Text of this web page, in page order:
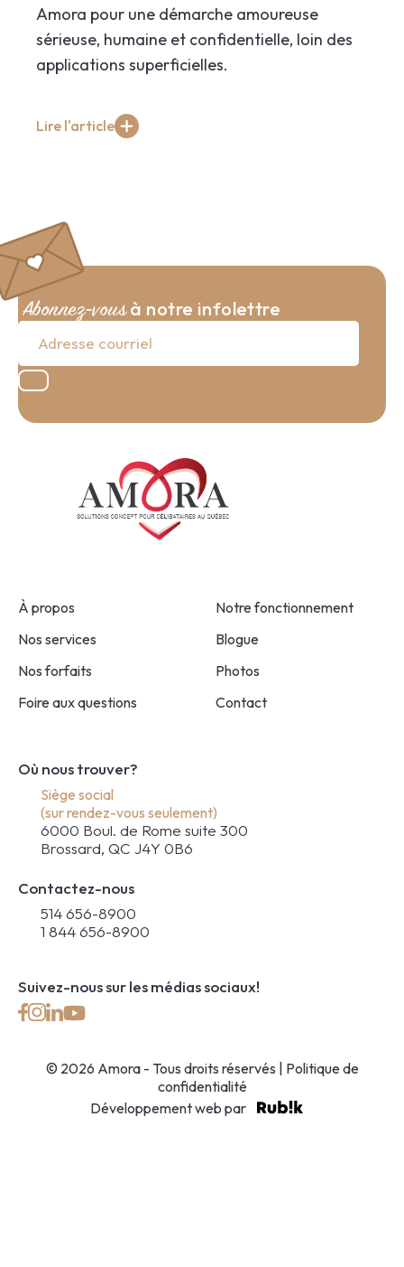
Amora pour une démarche amoureuse
sérieuse, humaine et confidentielle, loin des
applications superficielles.
Lire l'article
Abonnez-vousà notre infolettre
À propos
Nos services
Nos forfaits
Foire aux questions
Notre fonctionnement
Blogue
Photos
Contact
Où nous trouver?
Siège social
(sur rendez-vous seulement)
6000 Boul. de Rome suite 300
Brossard, QC J4Y 0B6
Contactez-nous
514 656-8900
1 844 656-8900
Suivez-nous sur les médias sociaux!
© 2026 Amora - Tous droits réservés | Politique de
confidentialité
Développement web par